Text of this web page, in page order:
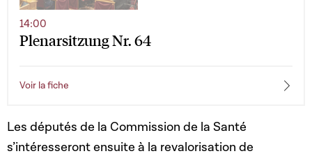
Plenarsitzung Nr. 64
14:00
Voir la fiche
Les députés de la Commission de la Santé
s’intéresseront ensuite à la revalorisation de